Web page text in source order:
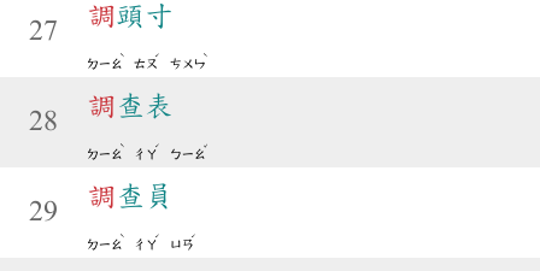
27
調頭寸
ㄉㄧㄠ
ˋ
ㄊㄡ
ˊ
ㄘㄨㄣ
ˋ
28
調 查表
ㄉㄧㄠ
ˋ
ㄔㄚ
ˊ
ㄅㄧㄠ
ˇ
29
調 查員
ㄉㄧㄠ
ˋ
ㄔㄚ
ˊ
ㄩㄢ
ˊ